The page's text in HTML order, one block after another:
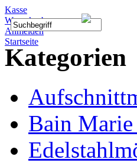
Kasse
Warenkorb
Anmelden
Startseite
Kategorien
Bain